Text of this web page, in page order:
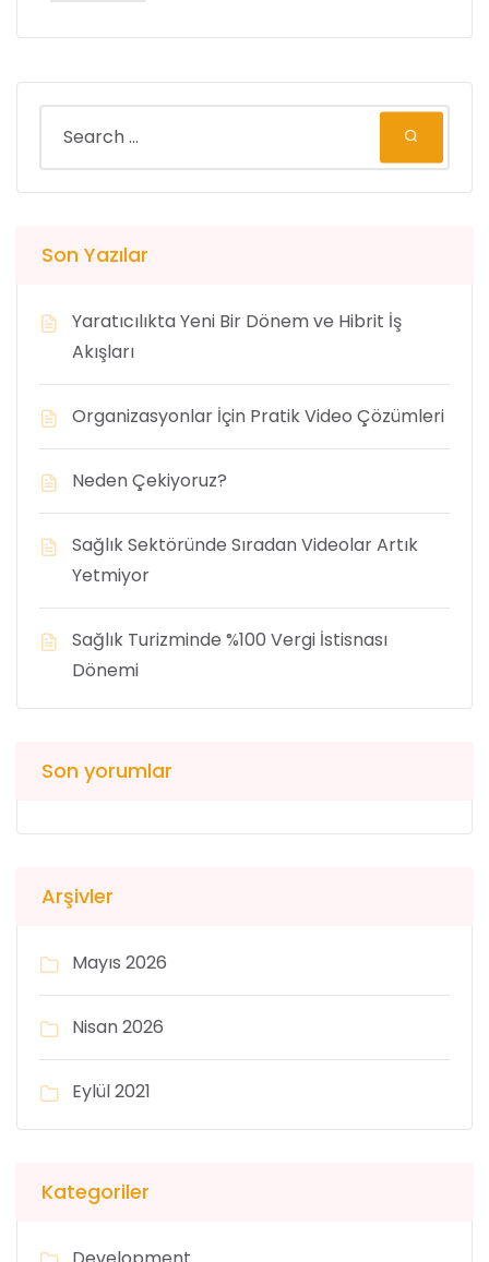
Son Yazılar
Yaratıcılıkta Yeni Bir Dönem ve Hibrit İş
Akışları
Organizasyonlar İçin Pratik Video Çözümleri
Neden Çekiyoruz?
Sağlık Sektöründe Sıradan Videolar Artık
Yetmiyor
Sağlık Turizminde %100 Vergi İstisnası
Dönemi
Son yorumlar
Arşivler
Mayıs 2026
Nisan 2026
Eylül 2021
Kategoriler